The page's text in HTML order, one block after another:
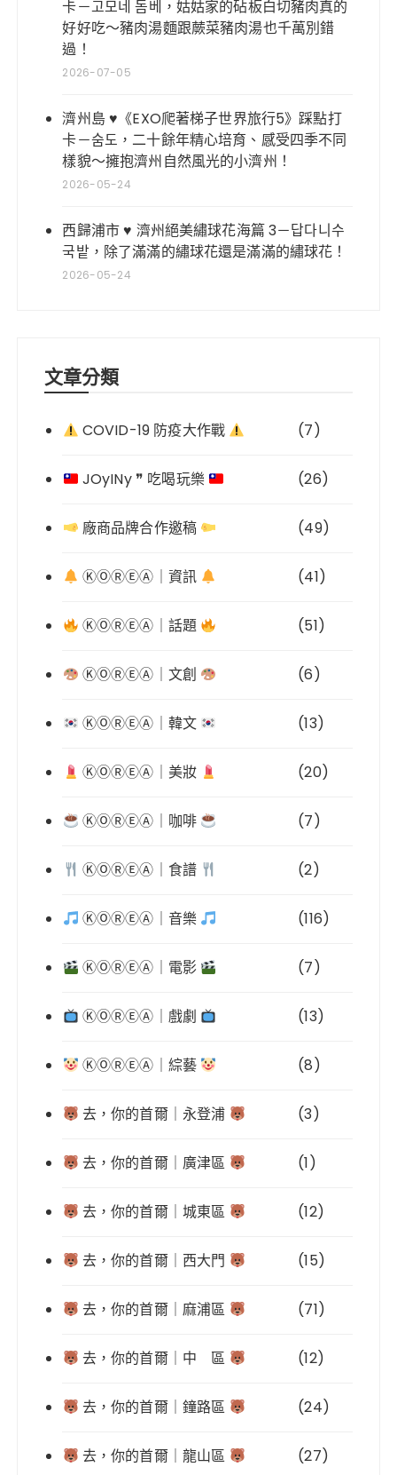
卡－고모네 돔베，姑姑家的砧板白切豬肉真的
好好吃～豬肉湯麵跟蕨菜豬肉湯也千萬別錯
過！
2026-07-05
濟州島 ♥《EXO爬著梯子世界旅行5》踩點打
卡－숨도，二十餘年精心培育、感受四季不同
樣貌～擁抱濟州自然風光的小濟州！
2026-05-24
西歸浦市 ♥ 濟州絕美繡球花海篇 3－답다니수
국밭，除了滿滿的繡球花還是滿滿的繡球花！
2026-05-24
文章分類
COVID-19 防疫大作戰 (7)
JOyINy ❞ 吃喝玩樂 (26)
廠商品牌合作邀稿 (49)
ⓀⓄⓇⒺⒶ｜資訊 (41)
ⓀⓄⓇⒺⒶ｜話題 (51)
ⓀⓄⓇⒺⒶ｜文創 (6)
ⓀⓄⓇⒺⒶ｜韓文 (13)
ⓀⓄⓇⒺⒶ｜美妝 (20)
ⓀⓄⓇⒺⒶ｜咖啡 (7)
ⓀⓄⓇⒺⒶ｜食譜 (2)
ⓀⓄⓇⒺⒶ｜音樂 (116)
ⓀⓄⓇⒺⒶ｜電影 (7)
ⓀⓄⓇⒺⒶ｜戲劇 (13)
ⓀⓄⓇⒺⒶ｜綜藝 (8)
去，你的首爾｜永登浦 (3)
去，你的首爾｜廣津區 (1)
去，你的首爾｜城東區 (12)
去，你的首爾｜西大門 (15)
去，你的首爾｜麻浦區 (71)
去，你的首爾｜中 區 (12)
去，你的首爾｜鐘路區 (24)
去，你的首爾｜龍山區 (27)